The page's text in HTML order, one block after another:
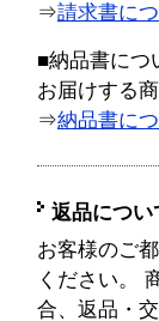
⇒請求書に
■納品書につ
お届けする
⇒納品書に
返品につい
お客様のご
ください。
合、返品・